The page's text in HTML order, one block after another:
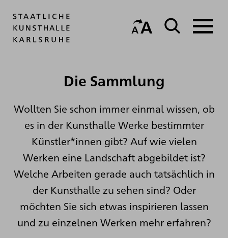
Die Sammlung
Wollten Sie schon immer einmal wissen, ob
es in der Kunsthalle Werke bestimmter
Künstler*innen gibt? Auf wie vielen
Werken eine Landschaft abgebildet ist?
Welche Arbeiten gerade auch tatsächlich in
der Kunsthalle zu sehen sind? Oder
möchten Sie sich etwas inspirieren lassen
und zu einzelnen Werken mehr erfahren?